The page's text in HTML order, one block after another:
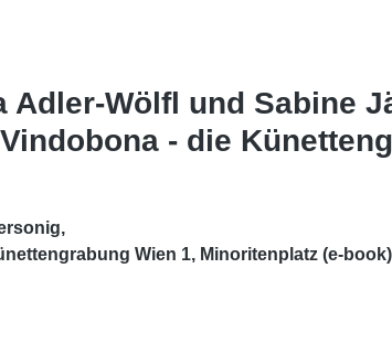
Wölfl und Sabine
- die
Wien 1, Minoritenplatz (e-book)